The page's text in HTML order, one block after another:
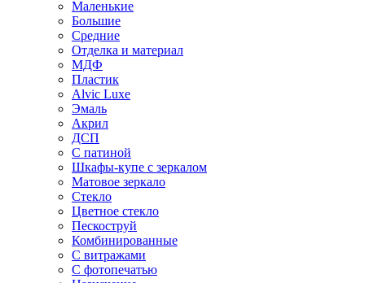
Маленькие
Большие
Средние
Отделка и материал
МДФ
Пластик
Alvic Luxe
Эмаль
Акрил
ДСП
С патиной
Шкафы-купе с зеркалом
Матовое зеркало
Стекло
Цветное стекло
Пескоструй
Комбинированные
С витражами
С фотопечатью